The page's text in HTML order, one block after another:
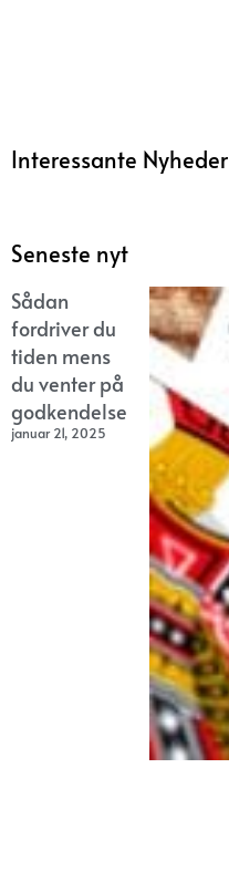
Interessante Nyheder
Seneste nyt
Sådan
fordriver du
tiden mens
du venter på
godkendelse
januar 21, 2025